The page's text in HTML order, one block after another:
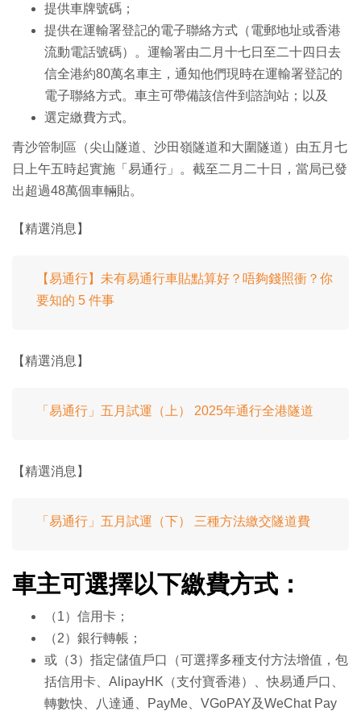
提供車牌號碼；
提供在運輸署登記的電子聯絡方式（電郵地址或香港
流動電話號碼）。運輸署由二月十七日至二十四日去
信全港約80萬名車主，通知他們現時在運輸署登記的
電子聯絡方式。車主可帶備該信件到諮詢站；以及
選定繳費方式。
青沙管制區（尖山隧道、沙田嶺隧道和大圍隧道）由五月七
日上午五時起實施「易通行」。截至二月二十日，當局已發
出超過48萬個車輛貼。
【精選消息】
【易通行】未有易通行車貼點算好？唔夠錢照衝？你
要知的 5 件事
【精選消息】
「易通行」五月試運（上） 2025年通行全港隧道
【精選消息】
「易通行」五月試運（下） 三種方法繳交隧道費
車主可選擇以下繳費方式：
（1）信用卡；
（2）銀行轉帳；
或（3）指定儲值戶口（可選擇多種支付方法增值，包
括信用卡、AlipayHK（支付寶香港）、快易通戶口、
轉數快、八達通、PayMe、VGoPAY及WeChat Pay